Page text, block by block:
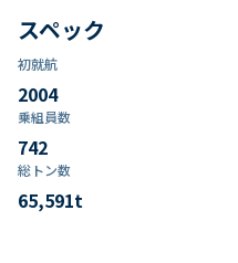
スペック
初就航
2004
乗組員数​
742
総トン数​
65,591t